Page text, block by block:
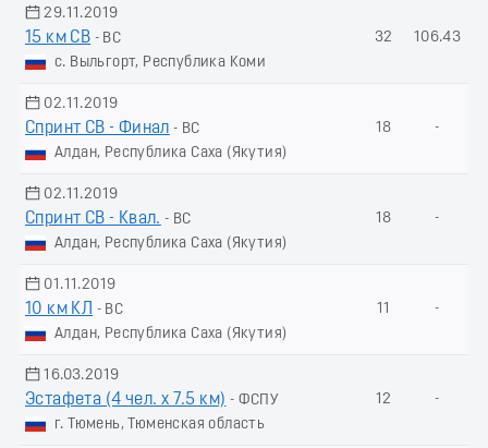
29.11.2019
15 км СВ - ВС
с. Выльгорт, Республика Коми
32 106.43
02.11.2019
Спринт СВ - Финал - ВС
Алдан, Республика Саха (Якутия)
18 -
02.11.2019
Спринт СВ - Квал. - ВС
Алдан, Республика Саха (Якутия)
18 -
01.11.2019
10 км КЛ
- ВС
Алдан, Республика Саха (Якутия)
11 -
16.03.2019
Эстафета (4 чел. х 7.5 км) - ФСПУ
г. Тюмень, Тюменская область
12 -